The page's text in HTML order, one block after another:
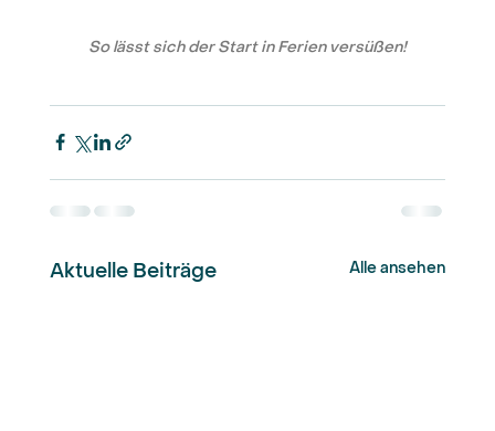
So lässt sich der Start in Ferien versüßen!
Aktuelle Beiträge Alle ansehen